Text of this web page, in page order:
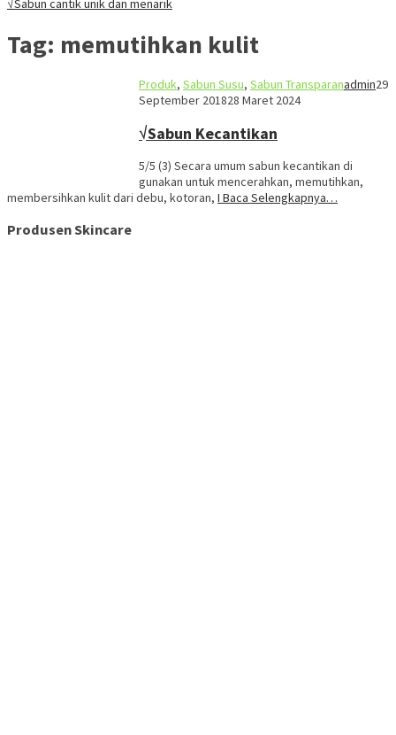
√Sabun cantik unik dan menarik
Tag: memutihkan kulit
Produk, Sabun Susu, Sabun Transparanadmin29
September 201828 Maret 2024
√Sabun Kecantikan
5/5 (3) Secara umum sabun kecantikan di
gunakan untuk mencerahkan, memutihkan,
membersihkan kulit dari debu, kotoran, I Baca Selengkapnya…
Produsen Skincare